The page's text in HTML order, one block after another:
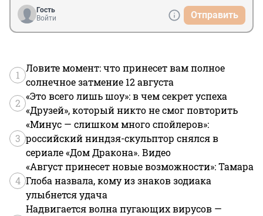
Гость
Войти
Отправить
1
Ловите момент: что принесет вам полное
солнечное затмение 12 августа
2
«Это всего лишь шоу»: в чем секрет успеха
«Друзей», который никто не смог повторить
3
«Минус — слишком много спойлеров»:
российский ниндзя-скульптор снялся в
сериале «Дом Дракона». Видео
4
«Август принесет новые возможности»: Тамара
Глоба назвала, кому из знаков зодиака
улыбнется удача
Надвигается волна пугающих вирусов —